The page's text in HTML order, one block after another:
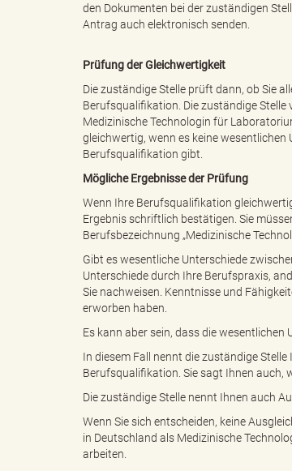
l
den Dokumenten bei der zuständigen
Antrag auch elektronisch senden.
Prüfung der Gleichwertigkeit
Die zuständige Stelle prüft dann, ob Sie
Berufsqualifikation. Die zuständige
Medizinische Technologin für
gleichwertig, wenn es keine
Berufsqualifikation gibt.
Mögliche Ergebnisse der Prüfung
Wenn Ihre Berufsqualifikation
Ergebnis schriftlich bestätigen. Sie
Berufsbezeichnung „Medizinische
Gibt es wesentliche Unterschiede
Unterschiede durch Ihre Berufspraxis,
Sie nachweisen. Kenntnisse und
erworben haben.
Es kann aber sein, dass die
In diesem Fall nennt die zuständige
Berufsqualifikation. Sie sagt Ihnen auch,
Die zuständige Stelle nennt Ihnen auch
Wenn Sie sich entscheiden, keine
in Deutschland als Medizinische
arbeiten.